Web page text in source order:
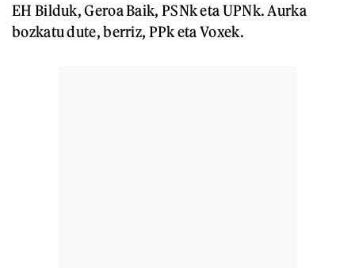
EH Bilduk, Geroa Baik, PSNk eta UPNk. Aurka
bozkatu dute, berriz, PPk eta Voxek.